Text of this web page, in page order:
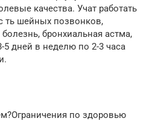
качества. Учат работать
ть шейных позвонков,
бронхиальная астма,
5 дней в неделю по 2-3 часа
по здоровью